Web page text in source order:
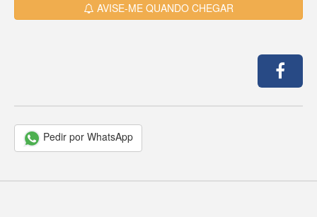
AVISE-ME QUANDO CHEGAR
Pedir por WhatsApp